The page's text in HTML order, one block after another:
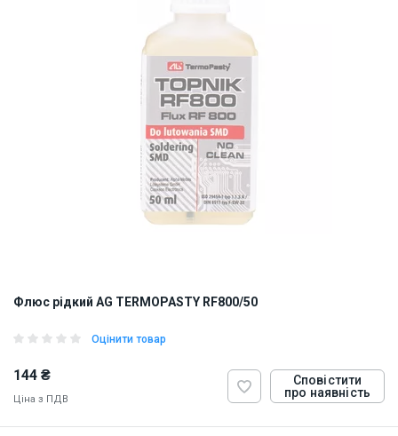
Флюс рідкий AG TERMOPASTY RF800/50
Оцінити товар
144 ₴
Ціна з ПДВ
Сповістити
про наявність